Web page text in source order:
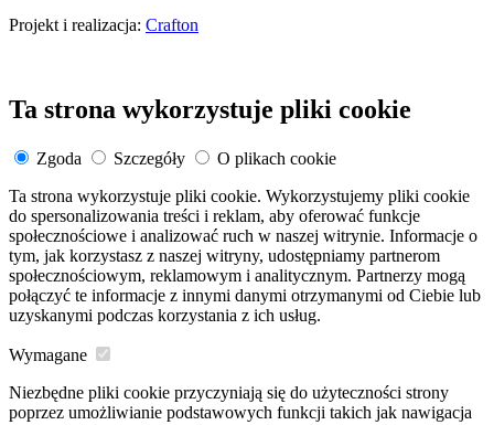
Projekt i realizacja: Crafton
Ta strona wykorzystuje pliki cookie
Zgoda Szczegóły
O plikach cookie
Ta strona wykorzystuje pliki cookie. Wykorzystujemy pliki cookie
do spersonalizowania treści i reklam, aby oferować funkcje
społecznościowe i analizować ruch w naszej witrynie. Informacje o
tym, jak korzystasz z naszej witryny, udostępniamy partnerom
społecznościowym, reklamowym i analitycznym. Partnerzy mogą
połączyć te informacje z innymi danymi otrzymanymi od Ciebie lub
uzyskanymi podczas korzystania z ich usług.
Wymagane
Niezbędne pliki cookie przyczyniają się do użyteczności strony
poprzez umożliwianie podstawowych funkcji takich jak nawigacja